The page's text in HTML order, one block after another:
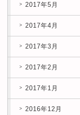
2017年5月
2017年4月
2017年3月
2017年2月
2017年1月
2016年12月